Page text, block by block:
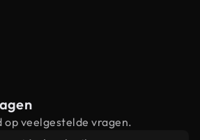
veelgestelde vragen.